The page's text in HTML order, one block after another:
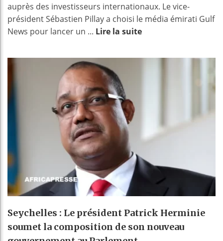
auprès des investisseurs internationaux. Le vice-
président Sébastien Pillay a choisi le média émirati Gulf
News pour lancer un ... Lire la suite
Seychelles : Le président Patrick Herminie
soumet la composition de son nouveau